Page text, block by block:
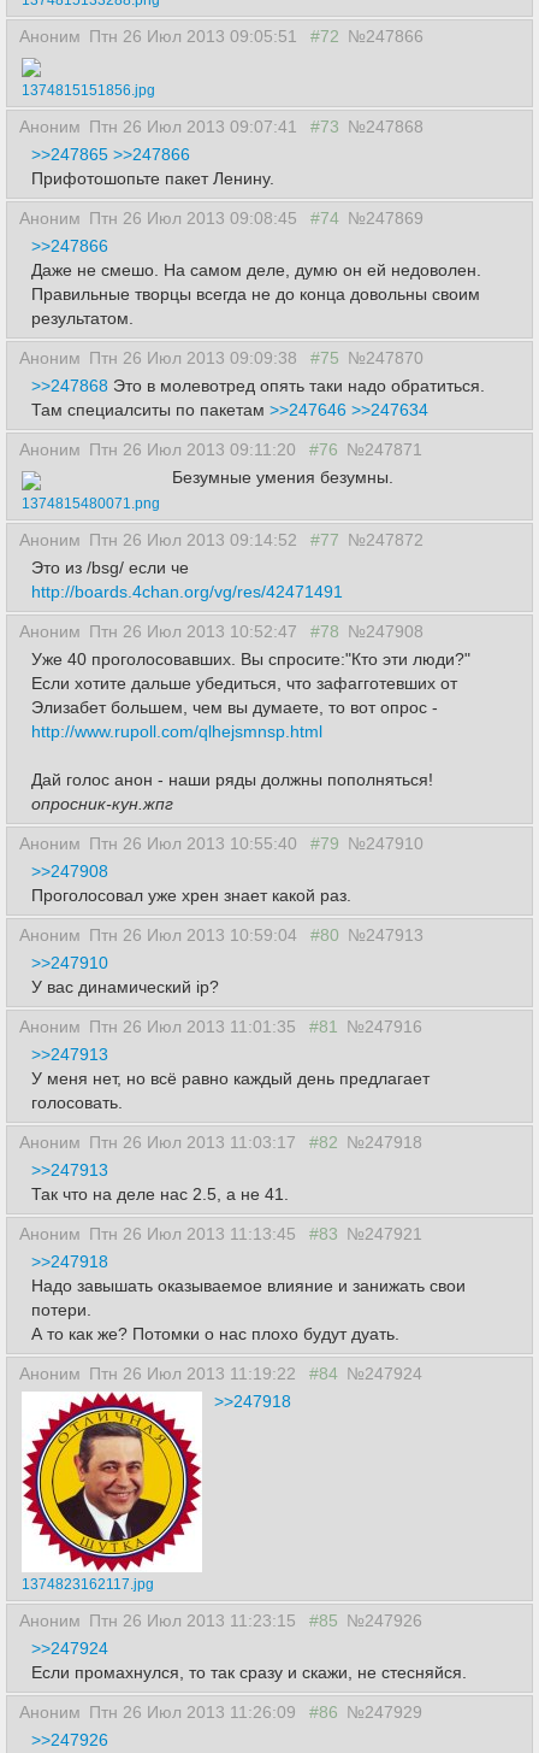
Аноним Птн 26 Июл 2013 09:05:51 #72 №247866
1374815151856.jpg
Аноним Птн 26 Июл 2013 09:07:41 #73 №247868
>>247865 >>247866
Прифотошопьте пакет Ленину.
Аноним Птн 26 Июл 2013 09:08:45 #74 №247869
>>247866
Даже не смешо. На самом деле, думю он ей недоволен.
Правильные творцы всегда не до конца довольны своим
результатом.
Аноним Птн 26 Июл 2013 09:09:38 #75 №247870
>>247868 Это в молевотред опять таки надо обратиться.
Там специалситы по пакетам >>247646 >>247634
Аноним Птн 26 Июл 2013 09:11:20 #76 №247871
1374815480071.png
Безумные умения безумны.
Аноним Птн 26 Июл 2013 09:14:52 #77 №247872
Это из /bsg/ если че
http://boards.4chan.org/vg/res/42471491
Аноним Птн 26 Июл 2013 10:52:47 #78 №247908
Уже 40 проголосовавших. Вы спросите:"Кто эти люди?"
Если хотите дальше убедиться, что зафагготевших от
Элизабет большем, чем вы думаете, то вот опрос -
http://www.rupoll.com/qlhejsmnsp.html
Дай голос анон - наши ряды должны пополняться!
опросник-кун.жпг
Аноним Птн 26 Июл 2013 10:55:40 #79 №247910
>>247908
Проголосовал уже хрен знает какой раз.
Аноним Птн 26 Июл 2013 10:59:04 #80 №247913
>>247910
У вас динамический ip?
Аноним Птн 26 Июл 2013 11:01:35 #81
№247916
>>247913
У меня нет, но всё равно каждый день предлагает
голосовать.
Аноним Птн 26 Июл 2013 11:03:17 #82 №247918
>>247913
Так что на деле нас 2.5, а не 41.
Аноним Птн 26 Июл 2013 11:13:45 #83 №247921
>>247918
Надо завышать оказываемое влияние и занижать свои
потери.
А то как же? Потомки о нас плохо будут дуать.
Аноним Птн 26 Июл 2013 11:19:22 #84 №247924
1374823162117.jpg
>>247918
Аноним Птн 26 Июл 2013 11:23:15 #85 №247926
>>247924
Если промахнулся, то так сразу и скажи, не стесняйся.
Аноним Птн 26 Июл 2013 11:26:09 #86 №247929
>>247926